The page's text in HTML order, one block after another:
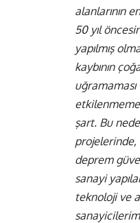
alanlarının
50 yıl
yapılmış
kaybının
şart. Bu
deprem
sanayi
teknoloji ve